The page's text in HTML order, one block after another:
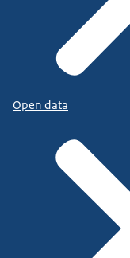
Open data